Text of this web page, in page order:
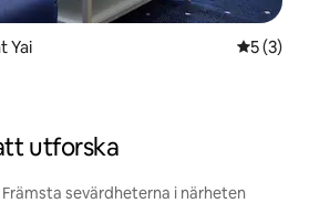
Yai 5 av 5 i
5 (3)
utforska
Främsta sevärdheterna i närheten